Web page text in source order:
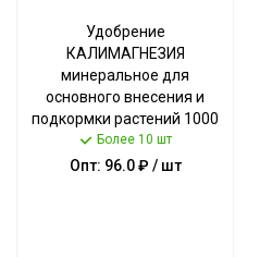
Удобрение
КАЛИМАГНЕЗИЯ
минеральное для
основного внесения и
подкормки растений 1000
гр арт. 431491 [13] БУЙ
Более 10 шт
Опт: 96.0 ₽ / шт